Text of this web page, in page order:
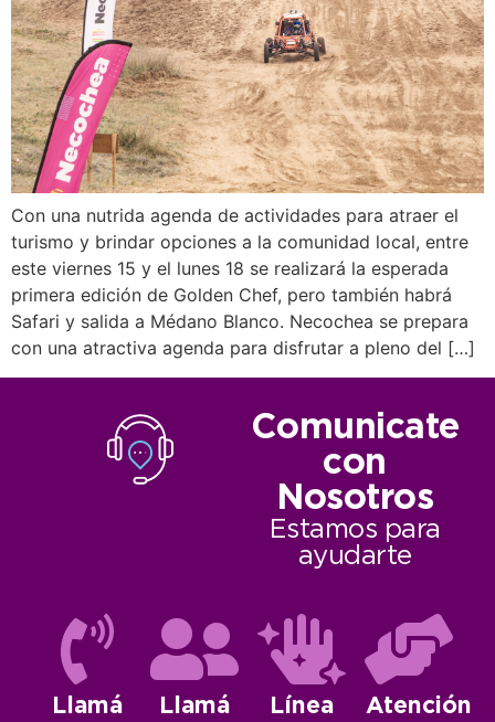
Con una nutrida agenda de actividades para atraer el
turismo y brindar opciones a la comunidad local, entre
este viernes 15 y el lunes 18 se realizará la esperada
primera edición de Golden Chef, pero también habrá
Safari y salida a Médano Blanco. Necochea se prepara
con una atractiva agenda para disfrutar a pleno del […]
Comunicate
con
Nosotros
Estamos para
ayudarte
Llamá
Llamá
Línea
Atención